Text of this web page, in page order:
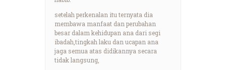
setelah perkenalan itu ternyata dia
membawa manfaat dan perubahan
besar dalam kehidupan ana dari segi
ibadah,tingkah laku dan ucapan ana
jaga semua atas didikannya secara
tidak langsung,